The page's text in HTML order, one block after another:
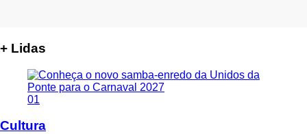
+ Lidas
01
Cultura